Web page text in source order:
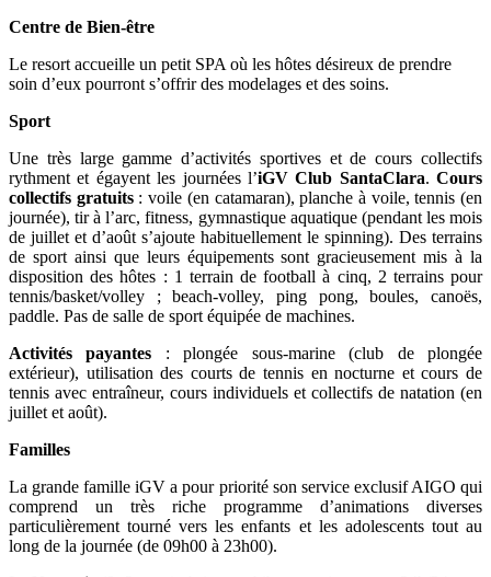
Centre de Bien-être
Le resort accueille un petit SPA où les hôtes désireux de prendre
soin d’eux pourront s’offrir des modelages et des soins.
Sport
Une très large gamme d’activités sportives et de cours collectifs
rythment et égayent les journées l’iGV Club SantaClara. Cours
collectifs gratuits: voile (en catamaran), planche à voile, tennis (en
journée), tir à l’arc, fitness, gymnastique aquatique (pendant les mois
de juillet et d’août s’ajoute habituellement le spinning). Des terrains
de sport ainsi que leurs équipements sont gracieusement mis à la
disposition des hôtes : 1 terrain de football à cinq, 2 terrains pour
tennis/basket/volley ; beach-volley, ping pong, boules, canoës,
paddle. Pas de salle de sport équipée de machines.
Activités payantes : plongée sous-marine (club de plongée
extérieur), utilisation des courts de tennis en nocturne et cours de
tennis avec entraîneur, cours individuels et collectifs de natation (en
juillet et août).
Familles
La grande famille iGV a pour priorité son service exclusif AIGO qui
comprend un très riche programme d’animations diverses
particulièrement tourné vers les enfants et les adolescents tout au
long de la journée (de 09h00 à 23h00).